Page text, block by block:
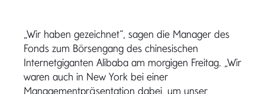
„Wir haben gezeichnet“, sagen die Manager des
Fonds zum Börsengang des chinesischen
Internetgiganten Alibaba am morgigen Freitag. „Wir
waren auch in New York bei einer
Managementpräsentation dabei, um unser